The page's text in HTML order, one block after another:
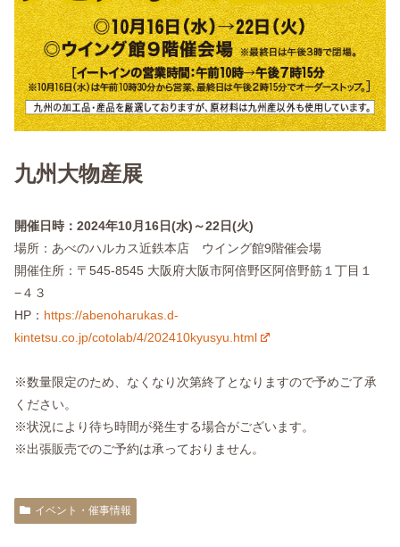
九州大物産展
開催日時：2024年10月16日(水)～22日(火)
場所：あべのハルカス近鉄本店 ウイング館9階催会場
開催住所：〒545-8545 大阪府大阪市阿倍野区阿倍野筋１丁目１
−４３
HP： https://abenoharukas.d-
kintetsu.co.jp/cotolab/4/202410kyusyu.html
※数量限定のため、なくなり次第終了となりますので予めご了承
ください。
※状況により待ち時間が発生する場合がございます。
※出張販売でのご予約は承っておりません。
イベント・催事情報